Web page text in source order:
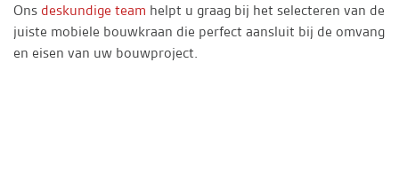
Ons deskundige team helpt u graag bij het selecteren van de
juiste mobiele bouwkraan die perfect aansluit bij de omvang
en eisen van uw bouwproject.